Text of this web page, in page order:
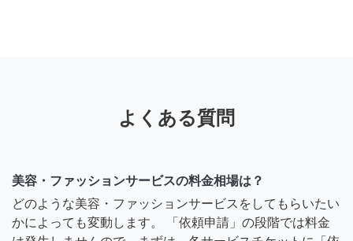
よくある質問
美容・ファッションサービスの料金相場は？
どのような美容・ファッションサービスをしてもらいたい
かによっても変動します。 「依頼申請」の段階では料金